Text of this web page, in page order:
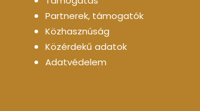
Partnerek, támogatók
Közhasznúság
Közérdekű adatok
Adatvédelem